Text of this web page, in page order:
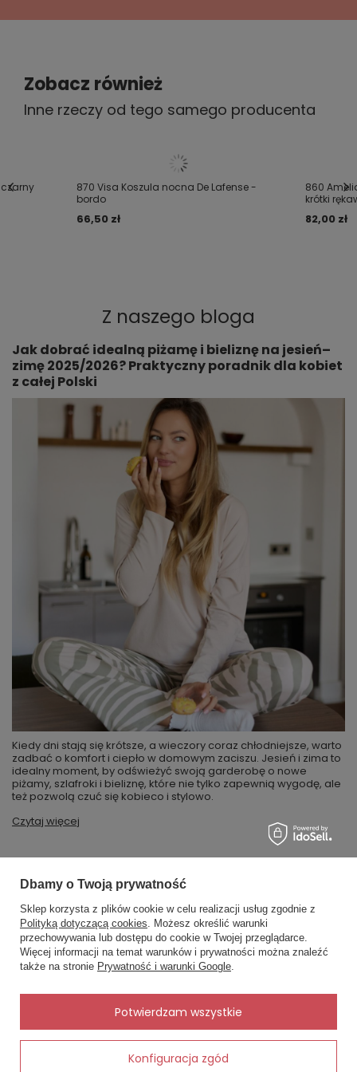
Dodaj do koszyka
2021-11-25
Martyna, Kraków
Czy opinia była pomocna?
Tak 0 Nie
Bardzo dobra jakość polecam
2021-03-19
Magdalena, Radomyśl Wielki
Zobacz również
Inne rzeczy od tego samego producenta
czarny
870 Visa Koszula nocna De Lafense -
bordo
66,50 zł
860
krótki
82,00 zł
Z naszego bloga
Jak dobrać idealną piżamę i bieliznę na jesień–
zimę 2025/2026? Praktyczny poradnik dla kobiet
z całej Polski
Kiedy dni stają się krótsze, a wieczory coraz chłodniejsze, warto
zadbać o komfort i ciepło w domowym zaciszu. Jesień i zima to
idealny moment, by odświeżyć swoją garderobę o nowe
piżamy, szlafroki i bieliznę, które nie tylko zapewnią wygodę, ale
też pozwolą czuć się kobieco i stylowo.
Czytaj więcej
MOJE ZAMÓWIENIE
Status zamówienia
Śledzenie przesyłki
Chcę zwrócić produkt
Kontakt
×
✨ Asystent zakupowy
Napisz czego szukasz — pokażę
gotowe propozycje.
Dbamy o Twoją prywatność
Sklep korzysta z plików cookie w celu realizacji usług zgodnie z
Polityką dotyczącą cookies. Możesz określić warunki
przechowywania lub dostępu do cookie w Twojej przeglądarce.
Więcej informacji na temat warunków i prywatności można znaleźć
także na stronie Prywatność i warunki Google.
Konfiguracja zgód
Potwierdzam wszystkie